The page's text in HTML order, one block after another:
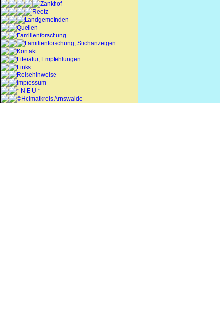
Zankhof
Reetz
Landgemeinden
Quellen
Familienforschung
Familienforschung, Suchanzeigen
Kontakt
Literatur, Empfehlungen
Links
Reisehinweise
Impressum
* N E U *
©Heimatkreis Arnswalde